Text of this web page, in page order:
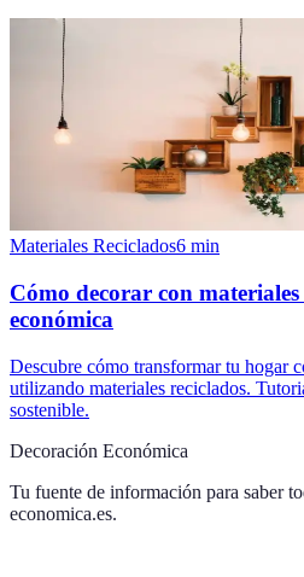
Materiales Reciclados6 min
Cómo decorar con
económica
Descubre cómo transformar tu hogar
utilizando materiales reciclados.
sostenible.
Decoración Económica
Tu fuente de información para saber
economica.es.